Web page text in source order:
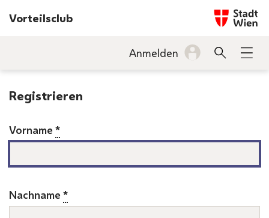
Vorteilsclub Startseite
Anmelden
Suche
Registrieren
Vorname *
Nachname *